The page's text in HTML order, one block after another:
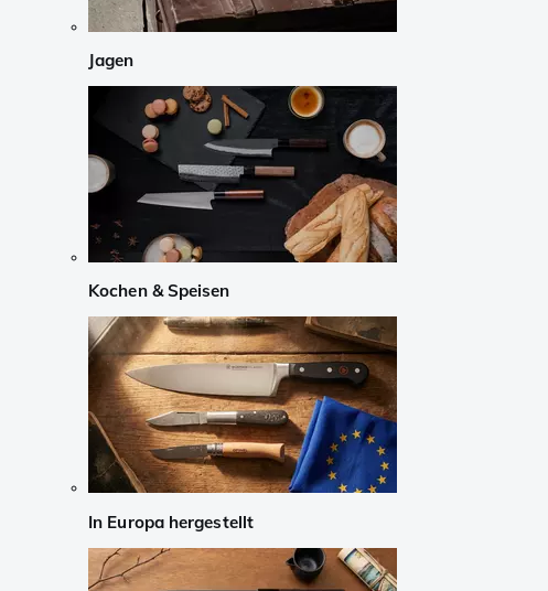
Jagen
Kochen & Speisen
In Europa hergestellt